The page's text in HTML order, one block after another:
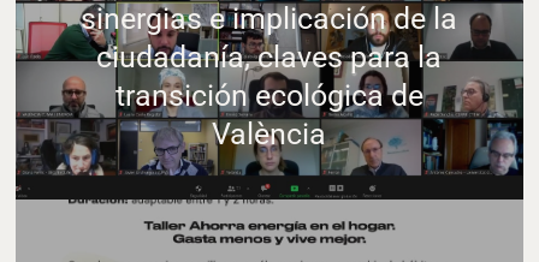
sinergias e implicación de la
ciudadanía, claves para la
transición ecológica de
València